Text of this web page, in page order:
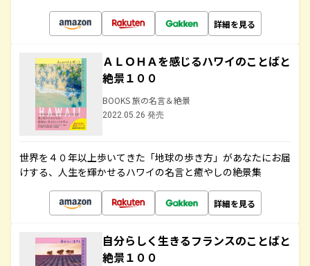
詳細を見る
ＡＬＯＨＡを感じるハワイのことばと
絶景１００
BOOKS 旅の名言＆絶景
2022.05.26 発売
世界を４０年以上歩いてきた「地球の歩き方」があなたにお届
けする、人生を輝かせるハワイの名言と癒やしの絶景集
詳細を見る
自分らしく生きるフランスのことばと
絶景１００